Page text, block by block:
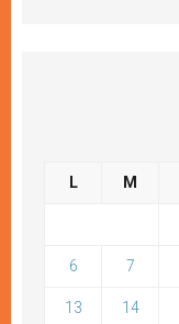
L M
6 7
13 14